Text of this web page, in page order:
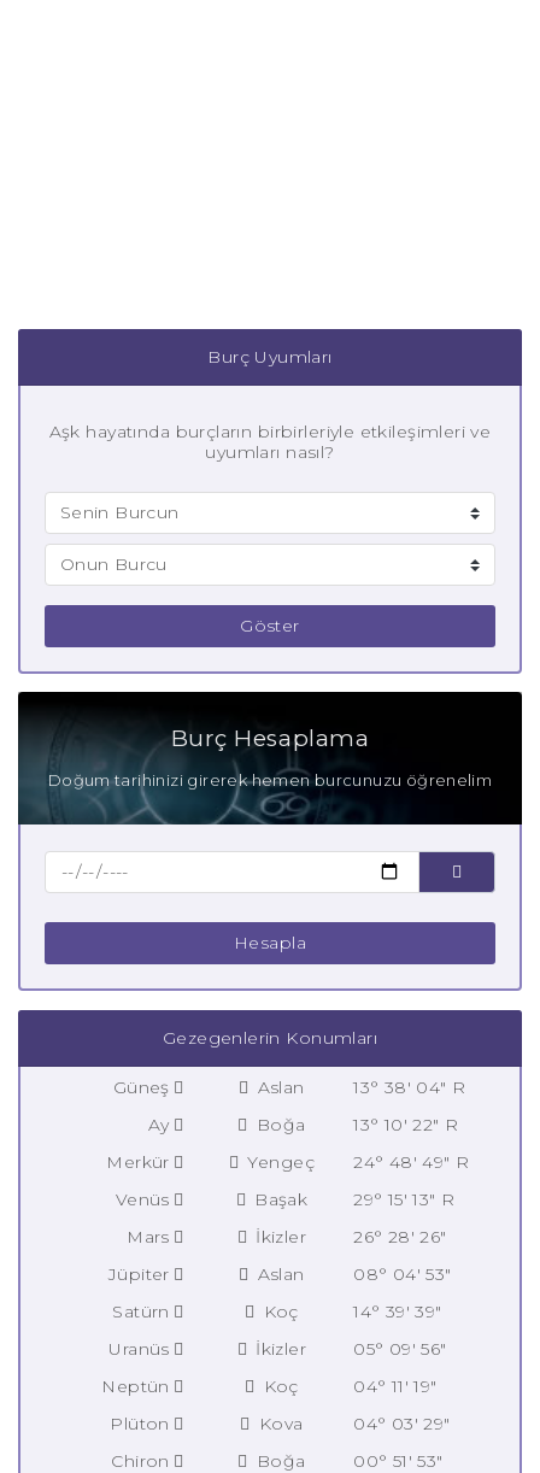
Burç Uyumları
Aşk hayatında burçların birbirleriyle etkileşimleri ve
uyumları nasıl?
Göster
Burç Hesaplama
Doğum tarihinizi girerek hemen burcunuzu öğrenelim
Hesapla
Gezegenlerin Konumları
Güneş Aslan
13° 38' 04" R
Ay
Boğa
13° 10' 22" R
Merkür
Yengeç
24° 48' 49" R
Venüs
Başak
29° 15' 13" R
Mars
İkizler
26° 28' 26"
Jüpiter
Aslan
08° 04' 53"
Satürn
Koç
14° 39' 39"
Uranüs
İkizler
05° 09' 56"
Neptün
Koç
04° 11' 19"
Plüton
Kova
04° 03' 29"
Chiron
Boğa
00° 51' 53"